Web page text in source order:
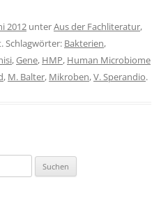
2012 unterAus der Fachliteratur,
Schlagwörter: Bakterien,
,Gene, HMP, Human Microbiome
, M. Balter, Mikroben,V. Sperandio.